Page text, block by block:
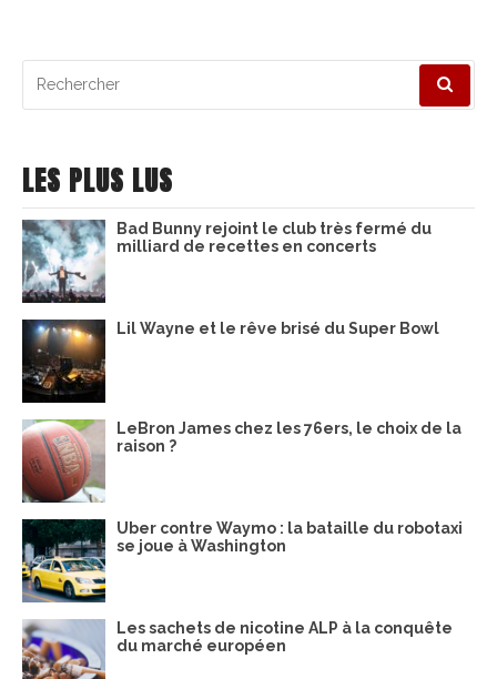
pour
LES PLUS LUS
Bad Bunny rejoint le club très fermé du
milliard de recettes en concerts
Lil Wayne et le rêve brisé du Super Bowl
LeBron James chez les 76ers, le choix de la
raison ?
Uber contre Waymo : la bataille du robotaxi
se joue à Washington
Les sachets de nicotine ALP à la conquête
du marché européen